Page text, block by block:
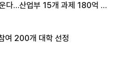
다…산업부 15개 과제 180억 지
여 200개 대학 선정